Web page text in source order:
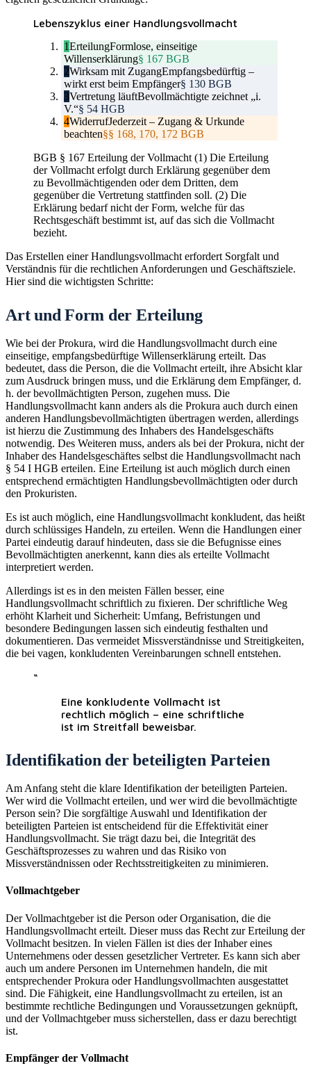
Lebenszyklus einer Handlungsvollmacht
1ErteilungFormlose, einseitige
Willenserklärung§ 167 BGB
2Wirksam mit ZugangEmpfangsbedürftig –
wirkt erst beim Empfänger§ 130 BGB
3Vertretung läuftBevollmächtigte zeichnet „i.
V.“§ 54 HGB
4WiderrufJederzeit – Zugang & Urkunde
beachten§§ 168, 170, 172 BGB
BGB § 167 Erteilung der Vollmacht (1) Die Erteilung
der Vollmacht erfolgt durch Erklärung gegenüber dem
zu Bevollmächtigenden oder dem Dritten, dem
gegenüber die Vertretung stattfinden soll. (2) Die
Erklärung bedarf nicht der Form, welche für das
Rechtsgeschäft bestimmt ist, auf das sich die Vollmacht
bezieht.
Das Erstellen einer Handlungsvollmacht erfordert Sorgfalt und
Verständnis für die rechtlichen Anforderungen und Geschäftsziele.
Hier sind die wichtigsten Schritte:
Art und Form der Erteilung
Wie bei der Prokura, wird die Handlungsvollmacht durch eine
einseitige, empfangsbedürftige Willenserklärung erteilt. Das
bedeutet, dass die Person, die die Vollmacht erteilt, ihre Absicht klar
zum Ausdruck bringen muss, und die Erklärung dem Empfänger, d.
h. der bevollmächtigten Person, zugehen muss. Die
Handlungsvollmacht kann anders als die Prokura auch durch einen
anderen Handlungsbevollmächtigten übertragen werden, allerdings
ist hierzu die Zustimmung des Inhabers des Handelsgeschäfts
notwendig. Des Weiteren muss, anders als bei der Prokura, nicht der
Inhaber des Handelsgeschäftes selbst die Handlungsvollmacht nach
§ 54 I HGB erteilen. Eine Erteilung ist auch möglich durch einen
entsprechend ermächtigten Handlungsbevollmächtigten oder durch
den Prokuristen.
Es ist auch möglich, eine Handlungsvollmacht konkludent, das heißt
durch schlüssiges Handeln, zu erteilen. Wenn die Handlungen einer
Partei eindeutig darauf hindeuten, dass sie die Befugnisse eines
Bevollmächtigten anerkennt, kann dies als erteilte Vollmacht
interpretiert werden.
Allerdings ist es in den meisten Fällen besser, eine
Handlungsvollmacht schriftlich zu fixieren. Der schriftliche Weg
erhöht Klarheit und Sicherheit: Umfang, Befristungen und
besondere Bedingungen lassen sich eindeutig festhalten und
dokumentieren. Das vermeidet Missverständnisse und Streitigkeiten,
die bei vagen, konkludenten Vereinbarungen schnell entstehen.
“
Eine konkludente Vollmacht ist
rechtlich möglich – eine schriftliche
ist im Streitfall beweisbar.
Identifikation der beteiligten Parteien
Am Anfang steht die klare Identifikation der beteiligten Parteien.
Wer wird die Vollmacht erteilen, und wer wird die bevollmächtigte
Person sein? Die sorgfältige Auswahl und Identifikation der
beteiligten Parteien ist entscheidend für die Effektivität einer
Handlungsvollmacht. Sie trägt dazu bei, die Integrität des
Geschäftsprozesses zu wahren und das Risiko von
Missverständnissen oder Rechtsstreitigkeiten zu minimieren.
Vollmachtgeber
Der Vollmachtgeber ist die Person oder Organisation, die die
Handlungsvollmacht erteilt. Dieser muss das Recht zur Erteilung der
Vollmacht besitzen. In vielen Fällen ist dies der Inhaber eines
Unternehmens oder dessen gesetzlicher Vertreter. Es kann sich aber
auch um andere Personen im Unternehmen handeln, die mit
entsprechender Prokura oder Handlungsvollmachten ausgestattet
sind. Die Fähigkeit, eine Handlungsvollmacht zu erteilen, ist an
bestimmte rechtliche Bedingungen und Voraussetzungen geknüpft,
und der Vollmachtgeber muss sicherstellen, dass er dazu berechtigt
ist.
Empfänger der Vollmacht